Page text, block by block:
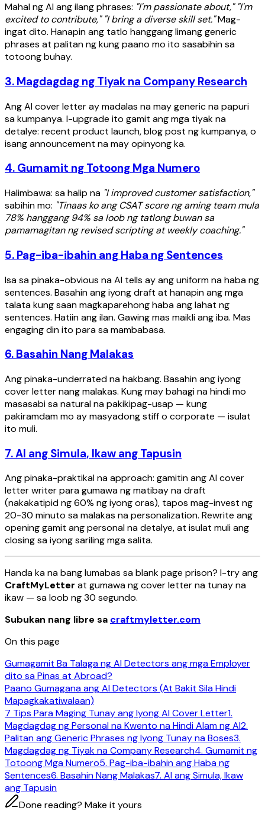
Mahal ng AI ang ilang phrases: "I'm passionate about," "I'm
excited to contribute," "I bring a diverse skill set."Mag-
ingat dito. Hanapin ang tatlo hanggang limang generic
phrases at palitan ng kung paano mo ito sasabihin sa
totoong buhay.
3. Magdagdag ng Tiyak na Company Research
Ang AI cover letter ay madalas na may generic na papuri
sa kumpanya. I-upgrade ito gamit ang mga tiyak na
detalye: recent product launch, blog post ng kumpanya, o
isang announcement na may opinyong ka.
4. Gumamit ng Totoong Mga Numero
Halimbawa: sa halip na "I improved customer satisfaction,"
sabihin mo: "Tinaas ko ang CSAT score ng aming team mula
78% hanggang 94% sa loob ng tatlong buwan sa
pamamagitan ng revised scripting at weekly coaching."
5. Pag-iba-ibahin ang Haba ng Sentences
Isa sa pinaka-obvious na AI tells ay ang uniform na haba ng
sentences. Basahin ang iyong draft at hanapin ang mga
talata kung saan magkaparehong haba ang lahat ng
sentences. Hatiin ang ilan. Gawing mas maikli ang iba. Mas
engaging din ito para sa mambabasa.
6. Basahin Nang Malakas
Ang pinaka-underrated na hakbang. Basahin ang iyong
cover letter nang malakas. Kung may bahagi na hindi mo
masasabi sa natural na pakikipag-usap — kung
pakiramdam mo ay masyadong stiff o corporate — isulat
ito muli.
7. AI ang Simula, Ikaw ang Tapusin
Ang pinaka-praktikal na approach: gamitin ang AI cover
letter writer para gumawa ng matibay na draft
(nakakatipid ng 60% ng iyong oras), tapos mag-invest ng
20-30 minuto sa malakas na personalization. Rewrite ang
opening gamit ang personal na detalye, at isulat muli ang
closing sa iyong sariling mga salita.
Handa ka na bang lumabas sa blank page prison? I-try ang
CraftMyLetter at gumawa ng cover letter na tunay na
ikaw — sa loob ng 30 segundo.
Subukan nang libre sa craftmyletter.com
On this page
Gumagamit Ba Talaga ng AI Detectors ang mga Employer
dito sa Pinas at Abroad?
Paano Gumagana ang AI Detectors (At Bakit Sila Hindi
Mapagkakatiwalaan)
7 Tips Para Maging Tunay ang Iyong AI Cover Letter1.
Magdagdag ng Personal na Kwento na Hindi Alam ng AI2.
Palitan ang Generic Phrases ng Iyong Tunay na Boses3.
Magdagdag ng Tiyak na Company Research4. Gumamit ng
Totoong Mga Numero5. Pag-iba-ibahin ang Haba ng
Sentences6. Basahin Nang Malakas7. AI ang Simula, Ikaw
ang Tapusin
Done reading? Make it yours